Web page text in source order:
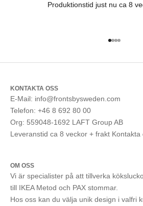
Produktionstid just nu ca 8
Gå till 1
Gå till 2
Gå till 3
Gå till 4
KONTAKTA OSS
E-Mail: info@frontsbysweden.com
Telefon: +46 8 692 80 00
Org: 559048-1692 LAFT Group AB
Leveranstid ca 8 veckor + frakt Kontakta
OM OSS
Vi är specialister på att tillverka
till IKEA Metod och PAX stommar.
Hos oss kan du välja unik design i valfri